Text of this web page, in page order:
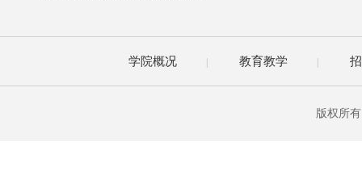
学院概况 教育教学
版权所